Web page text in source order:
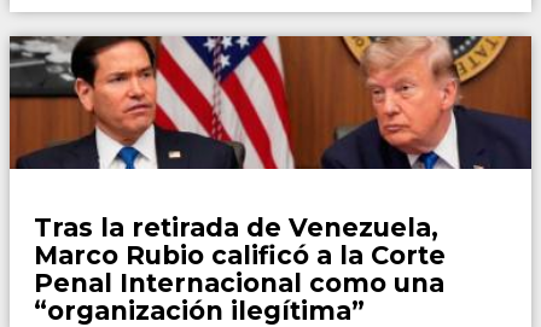
Tras la retirada de Venezuela,
Marco Rubio calificó a la Corte
Penal Internacional como una
“organización ilegítima”